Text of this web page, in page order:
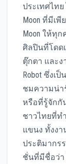
ประเทศไท
Moon ที่มีเพี
Moon ให้ทุ
ศิลปินที่โดด
ตุ๊กตา และง
Robot ซึ่งเ
ชมความน่า
หรือที่รู้จักกั
ชาวไทยที่ท
แขนง ทั้งงา
ประติมากร
ชั่นที่มีชื่อว่า